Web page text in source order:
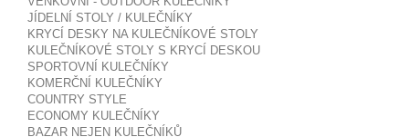
JÍDELNÍ STOLY / KULEČNÍKY
KRYCÍ DESKY NA KULEČNÍKOVÉ STOLY
KULEČNÍKOVÉ STOLY S KRYCÍ DESKOU
SPORTOVNÍ KULEČNÍKY
KOMERČNÍ KULEČNÍKY
COUNTRY STYLE
ECONOMY KULEČNÍKY
BAZAR NEJEN KULEČNÍKŮ